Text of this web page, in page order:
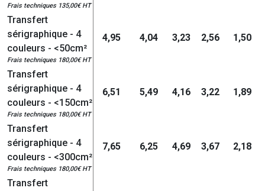
Frais techniques 135,00€ HT
Transfert
sérigraphique - 4
couleurs - <50cm²
Frais techniques 180,00€ HT
4,95 4,04 3,23 2,56 1,50
Transfert
sérigraphique - 4
couleurs - <150cm²
Frais techniques 180,00€ HT
6,51 5,49 4,16 3,22 1,89
Transfert
sérigraphique - 4
couleurs - <300cm²
Frais techniques 180,00€ HT
7,65 6,25 4,69 3,67 2,18
Transfert